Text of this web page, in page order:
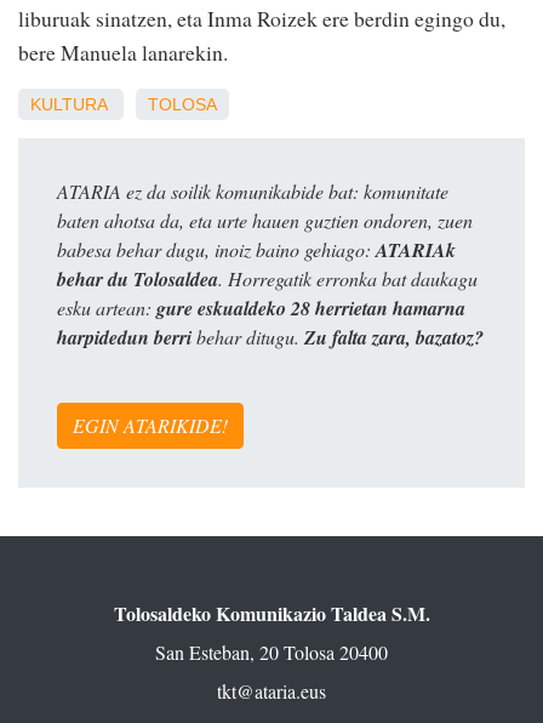
liburuak sinatzen, eta Inma Roizek ere berdin egingo du,
bere Manuela lanarekin.
KULTURA TOLOSA
ATARIA ez da soilik komunikabide bat: komunitate
baten ahotsa da, eta urte hauen guztien ondoren, zuen
babesa behar dugu, inoiz baino gehiago: ATARIAk
behar du Tolosaldea. Horregatik erronka bat daukagu
esku artean: gure eskualdeko 28 herrietan hamarna
harpidedun berribehar ditugu. Zu falta zara, bazatoz?
EGIN ATARIKIDE!
Tolosaldeko Komunikazio Taldea S.M.
San Esteban, 20 Tolosa 20400
tkt@ataria.eus